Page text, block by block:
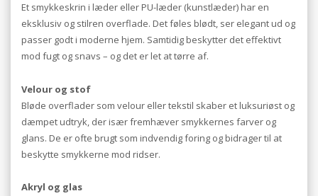
Et smykkeskrin i læder eller PU-læder (kunstlæder) har en
eksklusiv og stilren overflade. Det føles blødt, ser elegant ud og
passer godt i moderne hjem. Samtidig beskytter det effektivt
mod fugt og snavs – og det er let at tørre af.
Velour og stof
Bløde overflader som velour eller tekstil skaber et luksuriøst og
dæmpet udtryk, der især fremhæver smykkernes farver og
glans. De er ofte brugt som indvendig foring og bidrager til at
beskytte smykkerne mod ridser.
Akryl og glas